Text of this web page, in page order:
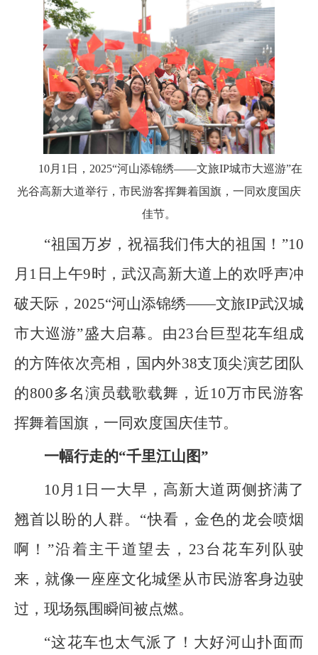
10月1日，2025“河山添锦绣——文旅IP城市大巡游”在
光谷高新大道举行，市民游客挥舞着国旗，一同欢度国庆
佳节。
“祖国万岁，祝福我们伟大的祖国！”10
月1日上午9时，武汉高新大道上的欢呼声冲
破天际，2025“河山添锦绣——文旅IP武汉城
市大巡游”盛大启幕。由23台巨型花车组成
的方阵依次亮相，国内外38支顶尖演艺团队
的800多名演员载歌载舞，近10万市民游客
挥舞着国旗，一同欢度国庆佳节。
一幅行走的“千里江山图”
10月1日一大早，高新大道两侧挤满了
翘首以盼的人群。“快看，金色的龙会喷烟
啊！”沿着主干道望去，23台花车列队驶
来，就像一座座文化城堡从市民游客身边驶
过，现场氛围瞬间被点燃。
“这花车也太气派了！大好河山扑面而